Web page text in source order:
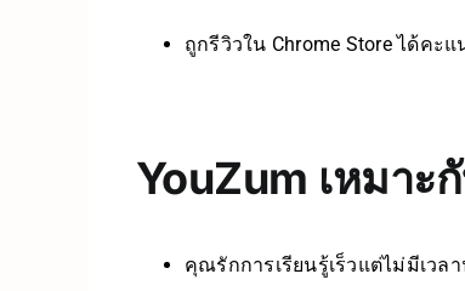
ถูกรีวิวใน Chrome Store ได้คะ
YouZum เหมา
คุณรักการเรียนรู้เร็วแต่ไม่มีเวล